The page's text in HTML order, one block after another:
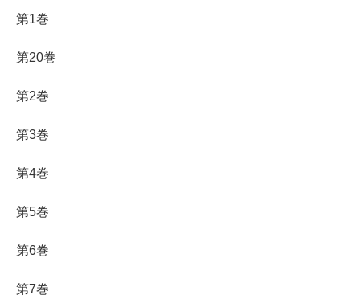
第1巻
第20巻
第2巻
第3巻
第4巻
第5巻
第6巻
第7巻